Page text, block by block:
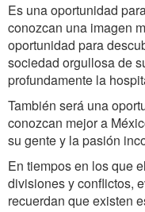
Es una oportunidad
conozcan una imagen
oportunidad para
sociedad orgullosa de
profundamente la
También será una
conozcan mejor a
su gente y la pasión
En tiempos en los que
divisiones y conflictos,
recuerdan que existen